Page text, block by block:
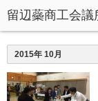
2015年 10月